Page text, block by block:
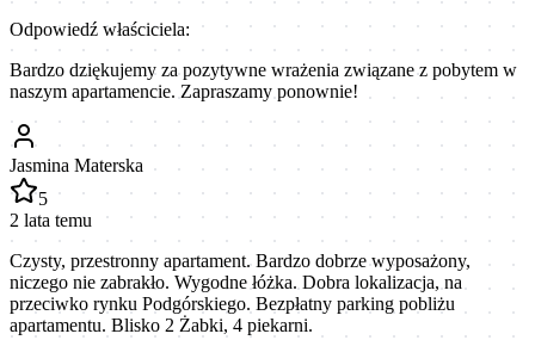
Odpowiedź właściciela:
Bardzo dziękujemy za pozytywne wrażenia związane z pobytem w
naszym apartamencie. Zapraszamy ponownie!
Jasmina Materska
5
2 lata temu
Czysty, przestronny apartament. Bardzo dobrze wyposażony,
niczego nie zabrakło. Wygodne łóżka. Dobra lokalizacja, na
przeciwko rynku Podgórskiego. Bezpłatny parking pobliżu
apartamentu. Blisko 2 Żabki, 4 piekarni.